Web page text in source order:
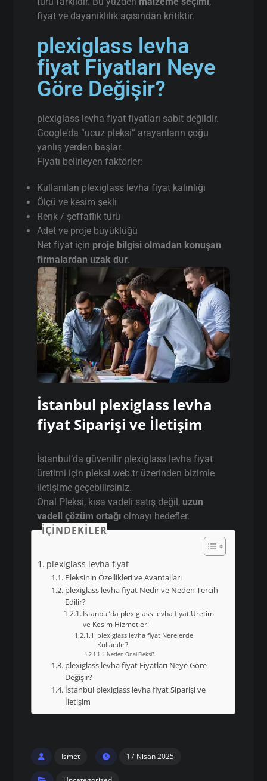
fiyat ve dayanıklılık açısından kritiktir.
plexiglass levha
fiyat Fiyatları Neye
Göre Değişir?
plexiglass levha fiyat fiyatları sabit değildir.
Google’da “ucuz pleksi” arayanların çoğu
yanlış yerden başlar.
Fiyatı belirleyen faktörler:
Kullanılan plexiglass levha fiyat kalınlığı
Ölçü ve kesim şekli
Renk / şeffaflık türü
Adet ve proje büyüklüğü
Net fiyat için proje bilgisi olmadan konuşan
firmalardan uzak dur.
İstanbul plexiglass levha
fiyat Siparişi ve İletişim
İstanbul’da güvenilir plexiglass levha fiyat
üretimi için pleksi.web.tr üzerinden bizimle
iletişime geçebilirsiniz.
Önal Pleksi, kısa vadeli satış değil, uzun
vadeli çözüm ortağı olmayı hedefler.
İÇINDEKILER
plexiglass levha fiyat
Pleksinin Özellikleri ve Avantajları
plexiglass levha fiyat Nedir ve Neden Tercih
Edilir?
İstanbul’da plexiglass levha fiyat Üretim
ve Kesim Hizmetleri
plexiglass levha fiyat Nerelerde
Kullanılır?
Neden Önal Pleksi?
plexiglass levha fiyat Fiyatları Neye Göre
Değişir?
İstanbul plexiglass levha fiyat Siparişi ve
İletişim
Ismet 17 Nisan 2025